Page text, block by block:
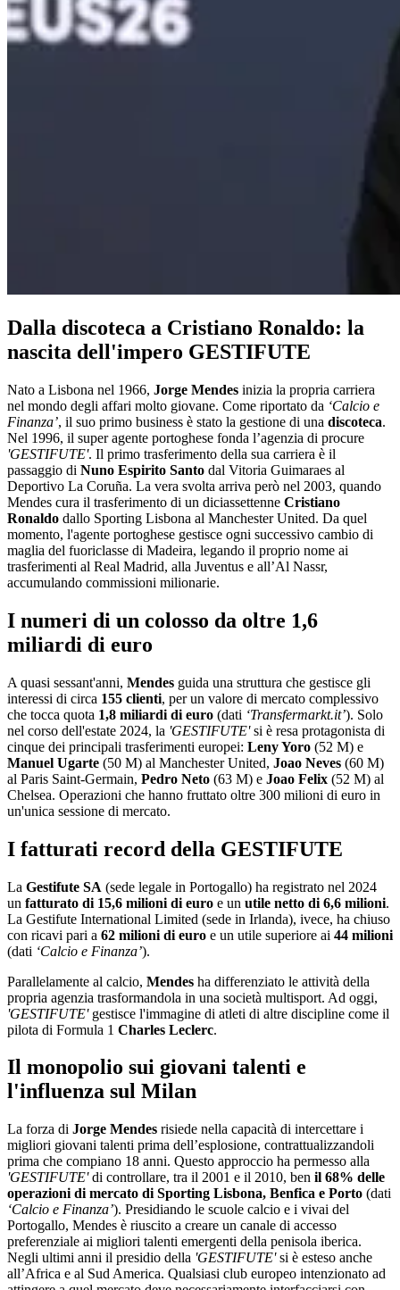
Dalla discoteca a Cristiano Ronaldo: la
nascita dell'impero GESTIFUTE
Nato a Lisbona nel 1966, Jorge Mendes inizia la propria carriera
nel mondo degli affari molto giovane. Come riportato da ‘Calcio e
Finanza’, il suo primo business è stato la gestione di una discoteca.
Nel 1996, il super agente portoghese fonda l’agenzia di procure
'GESTIFUTE'. Il primo trasferimento della sua carriera è il
passaggio di Nuno Espirito Santo dal Vitoria Guimaraes al
Deportivo La Coruña. La vera svolta arriva però nel 2003, quando
Mendes cura il trasferimento di un diciassettenne Cristiano
Ronaldo dallo Sporting Lisbona al Manchester United. Da quel
momento, l'agente portoghese gestisce ogni successivo cambio di
maglia del fuoriclasse di Madeira, legando il proprio nome ai
trasferimenti al Real Madrid, alla Juventus e all’Al Nassr,
accumulando commissioni milionarie.
I numeri di un colosso da oltre 1,6
miliardi di euro
A quasi sessant'anni, Mendes guida una struttura che gestisce gli
interessi di circa 155 clienti, per un valore di mercato complessivo
che tocca quota 1,8 miliardi di euro (dati ‘Transfermarkt.it’). Solo
nel corso dell'estate 2024, la 'GESTIFUTE'si è resa protagonista di
cinque dei principali trasferimenti europei: Leny Yoro (52 M) e
Manuel Ugarte (50 M) al Manchester United, Joao Neves (60 M)
al Paris Saint-Germain, Pedro Neto (63 M) e Joao Felix (52 M) al
Chelsea. Operazioni che hanno fruttato oltre 300 milioni di euro in
un'unica sessione di mercato.
I fatturati record della GESTIFUTE
La Gestifute SA (sede legale in Portogallo) ha registrato nel 2024
un fatturato di 15,6 milioni di euro e un utile netto di 6,6 milioni.
La Gestifute International Limited (sede in Irlanda), ivece, ha chiuso
con ricavi pari a 62 milioni di euro e un utile superiore ai 44 milioni
(dati ‘Calcio e Finanza’).
Parallelamente al calcio, Mendes ha differenziato le attività della
propria agenzia trasformandola in una società multisport. Ad oggi,
'GESTIFUTE'gestisce l'immagine di atleti di altre discipline come il
pilota di Formula 1 Charles Leclerc.
Il monopolio sui giovani talenti e
l'influenza sul Milan
La forza di Jorge Mendes risiede nella capacità di intercettare i
migliori giovani talenti prima dell’esplosione, contrattualizzandoli
prima che compiano 18 anni. Questo approccio ha permesso alla
'GESTIFUTE'di controllare, tra il 2001 e il 2010, ben il 68% delle
operazioni di mercato di Sporting Lisbona, Benfica e Porto (dati
‘Calcio e Finanza’). Presidiando le scuole calcio e i vivai del
Portogallo, Mendes è riuscito a creare un canale di accesso
preferenziale ai migliori talenti emergenti della penisola iberica.
Negli ultimi anni il presidio della 'GESTIFUTE'si è esteso anche
all’Africa e al Sud America. Qualsiasi club europeo intenzionato ad